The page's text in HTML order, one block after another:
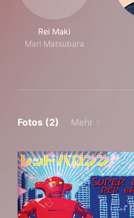
Rei Maki
Mari Matsubara
Fotos (2) Mehr